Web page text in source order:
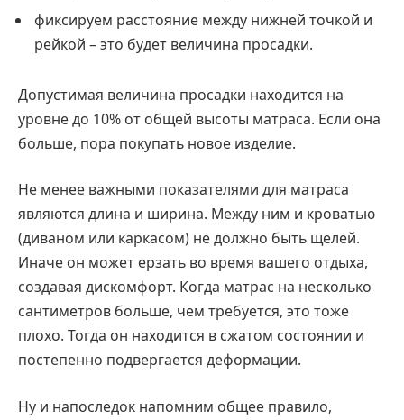
фиксируем расстояние между нижней точкой и
рейкой – это будет величина просадки.
Допустимая величина просадки находится на
уровне до 10% от общей высоты матраса. Если она
больше, пора покупать новое изделие.
Не менее важными показателями для матраса
являются длина и ширина. Между ним и кроватью
(диваном или каркасом) не должно быть щелей.
Иначе он может ерзать во время вашего отдыха,
создавая дискомфорт. Когда матрас на несколько
сантиметров больше, чем требуется, это тоже
плохо. Тогда он находится в сжатом состоянии и
постепенно подвергается деформации.
Ну и напоследок напомним общее правило,